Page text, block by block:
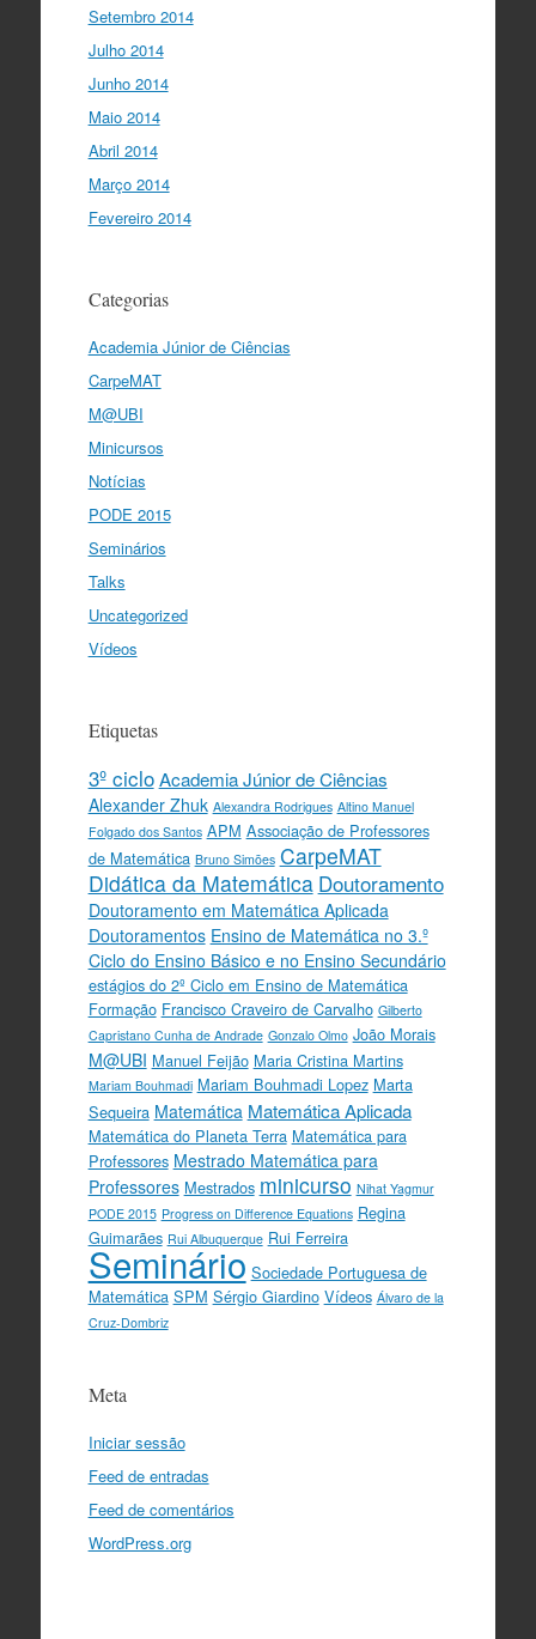
Setembro 2014
Julho 2014
Junho 2014
Maio 2014
Abril 2014
Março 2014
Fevereiro 2014
Categorias
Academia Júnior de Ciências
CarpeMAT
M@UBI
Minicursos
Notícias
PODE 2015
Seminários
Talks
Uncategorized
Vídeos
Etiquetas
3º ciclo Academia Júnior de Ciências
Alexander Zhuk Alexandra Rodrigues Altino Manuel
Folgado dos Santos APM Associação de Professores
de Matemática Bruno Simões CarpeMAT
Didática da Matemática Doutoramento
Doutoramento em Matemática Aplicada
Doutoramentos Ensino de Matemática no 3.º
Ciclo do Ensino Básico e no Ensino Secundário
estágios do 2º Ciclo em Ensino de Matemática
Formação Francisco Craveiro de Carvalho Gilberto
Capristano Cunha de Andrade Gonzalo Olmo João Morais
M@UBI Manuel Feijão Maria Cristina Martins
Mariam Bouhmadi Mariam Bouhmadi Lopez Marta
Sequeira Matemática Matemática Aplicada
Matemática do Planeta Terra Matemática para
Professores Mestrado Matemática para
Professores Mestrados minicurso Nihat Yagmur
PODE 2015 Progress on Difference Equations Regina
Guimarães Rui Albuquerque Rui Ferreira
Seminário Sociedade Portuguesa de
Matemática SPM Sérgio Giardino Vídeos Álvaro de la
Cruz-Dombriz
Meta
Iniciar sessão
Feed de entradas
Feed de comentários
WordPress.org